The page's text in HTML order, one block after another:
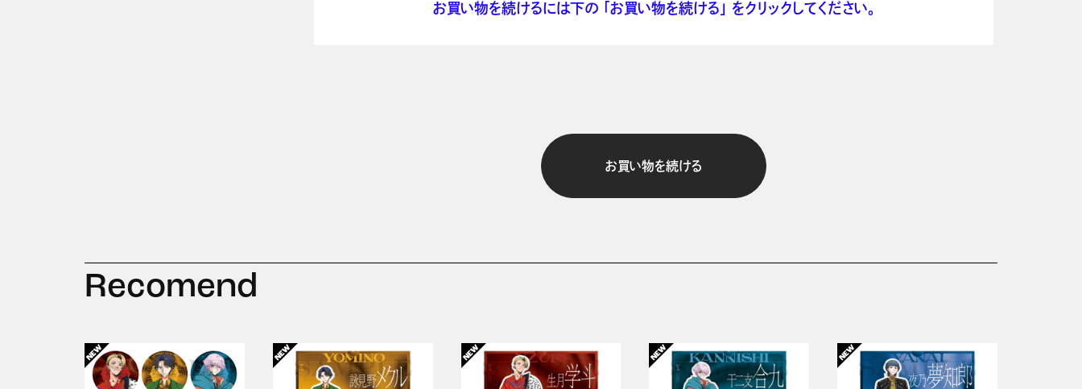
お買い物を続けるには下の 「お買い物を続ける」 をクリックしてください。
お買い物を続ける
Recomend